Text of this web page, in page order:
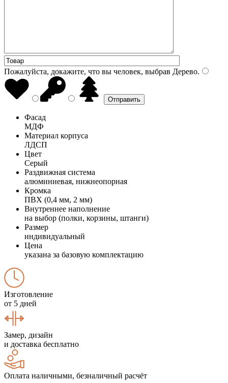
Пожалуйста, докажите, что вы человек, выбрав Дерево.
Фасад
МДФ
Материал корпуса
ЛДСП
Цвет
Серый
Раздвижная система
алюминиевая, нижнеопорная
Кромка
ПВХ (0,4 мм, 2 мм)
Внутреннее наполнение
на выбор (полки, корзины, штанги)
Размер
индивидуальный
Цена
указана за базовую комплектацию
Изготовление
от 5 дней
Замер, дизайн
и доставка бесплатно
Оплата наличными, безналичный расчёт